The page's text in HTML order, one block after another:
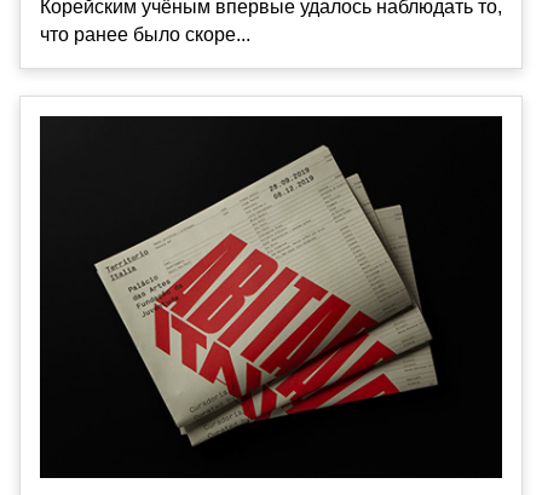
Корейским учёным впервые удалось наблюдать то,
что ранее было скоре...